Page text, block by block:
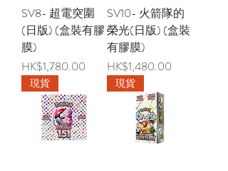
SV8- 超電突圍
(日版) (盒裝有膠
膜)
價格
HK$1,780.00
SV10- 火箭隊的
榮光(日版) (盒裝
有膠膜)
價格
HK$1,480.00
現貨 現貨